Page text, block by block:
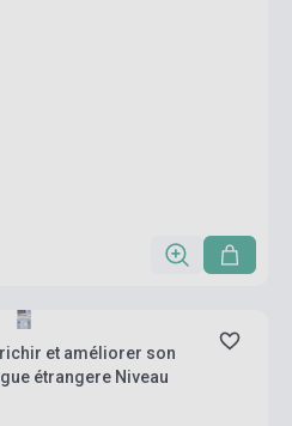
et améliorer son
étrangere Niveau